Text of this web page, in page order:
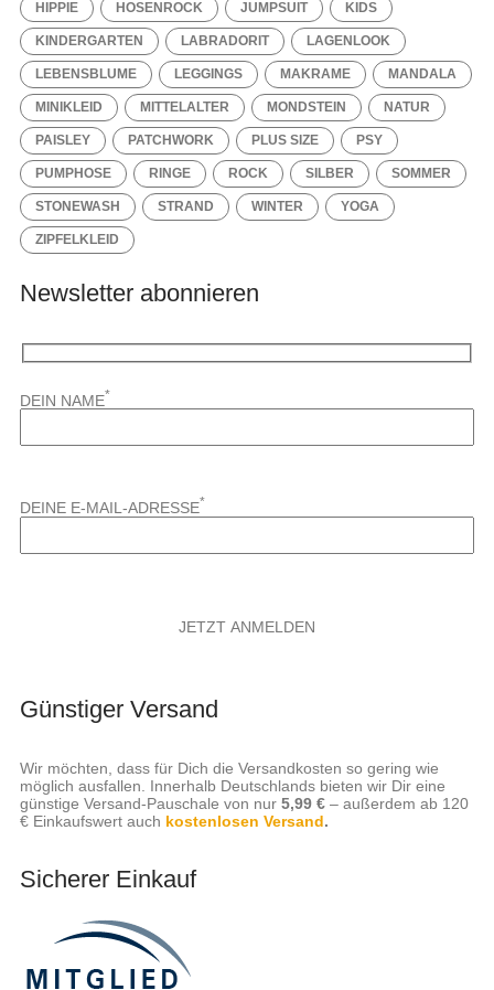
HIPPIE HOSENROCK JUMPSUIT KIDS
KINDERGARTEN LABRADORIT LAGENLOOK
LEBENSBLUME LEGGINGS MAKRAME MANDALA
MINIKLEID MITTELALTER MONDSTEIN NATUR
PAISLEY PATCHWORK PLUS SIZE PSY
PUMPHOSE RINGE ROCK SILBER SOMMER
STONEWASH STRAND WINTER YOGA
ZIPFELKLEID
Newsletter abonnieren
DEIN NAME*
DEINE E-MAIL-ADRESSE*
Günstiger Versand
Wir möchten, dass für Dich die Versandkosten so gering wie
möglich ausfallen. Innerhalb Deutschlands bieten wir Dir eine
günstige Versand-Pauschale von nur 5,99 € – außerdem ab 120
€ Einkaufswert auch kostenlosen Versand.
Sicherer Einkauf